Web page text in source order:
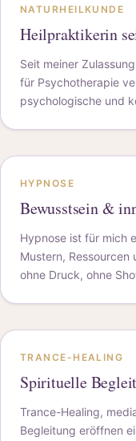
NATURHEILKUNDE
Heilpraktikerin
Seit meiner
für Psychotherapie
psychologische und
HYPNOSE
Bewusstsein &
Hypnose ist für mich
Mustern, Ressourcen
ohne Druck, ohne
TRANCE-HEALING
Spirituelle
Trance-Healing,
Begleitung eröffnen